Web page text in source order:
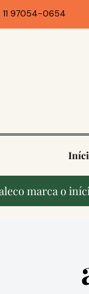
11 97054-0654
marca o